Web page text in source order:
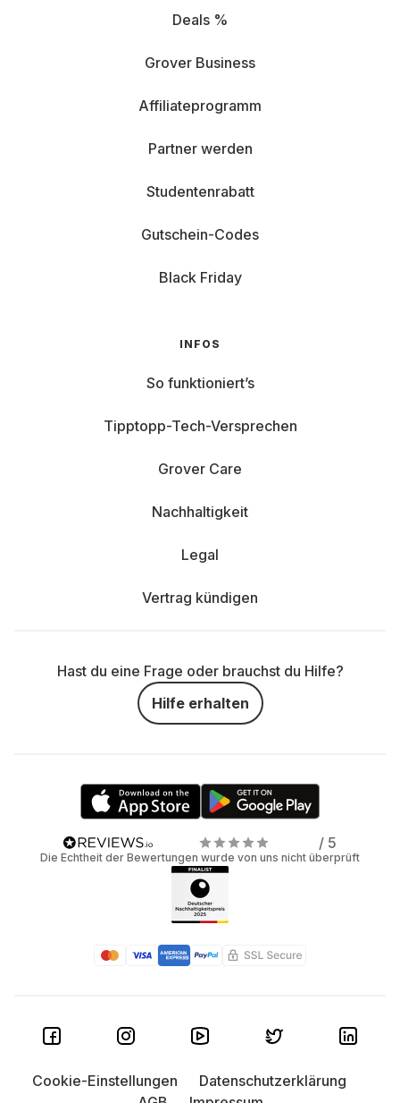
Deals %
Grover Business
Affiliateprogramm
Partner werden
Studentenrabatt
Gutschein-Codes
Black Friday
INFOS
So funktioniert’s
Tipptopp-Tech-Versprechen
Grover Care
Nachhaltigkeit
Legal
Vertrag kündigen
Hast du eine Frage oder brauchst du Hilfe?
Hilfe erhalten
/ 5
Die Echtheit der Bewertungen wurde von uns nicht überprüft
Cookie-Einstellungen
Datenschutzerklärung